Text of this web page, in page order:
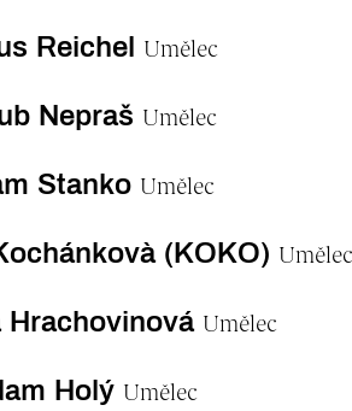
Reichel Umělec
Nepraš Umělec
Stanko Umělec
(KOKO) Umělec
Hrachovinová Umělec
Holý Umělec